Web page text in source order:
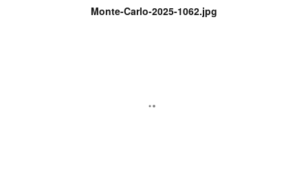
Monte-Carlo-2025-1062.jpg